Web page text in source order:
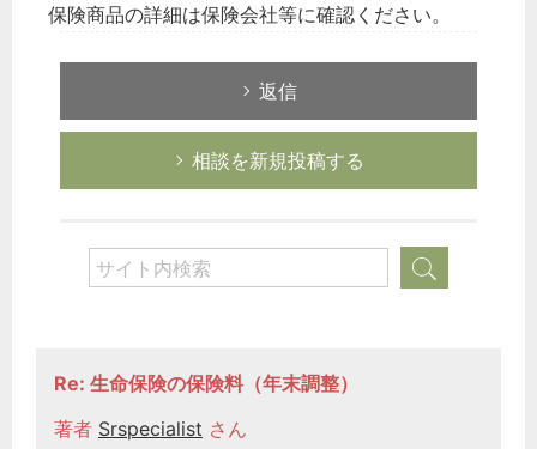
保険商品の詳細は保険会社等に確認ください。
返信
相談を新規投稿する
Re: 生命保険の保険料（年末調整）
著者 Srspecialist さん